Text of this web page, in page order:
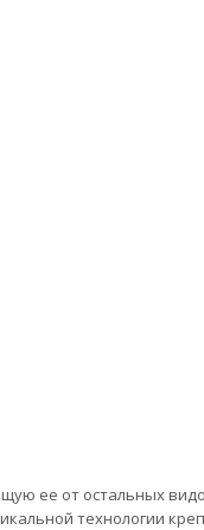
ее от остальных
технологии